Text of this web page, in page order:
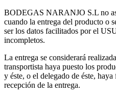
BODEGAS NARANJO S.L no
cuando la entrega del producto o
ser los datos facilitados por el
incompletos.
La entrega se considerará
transportista haya puesto los
y éste, o el delegado de éste,
recepción de la entrega.